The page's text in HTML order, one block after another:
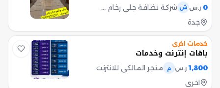
0 ر.س ش
شركة نظافة جلي رخام جدة
جدة
خدمات اخرى
باقات إنترنت وخدمات
1,800 ر.س م
متجر المالكي للانترنت
اخرى